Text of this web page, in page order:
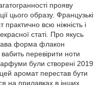
прояву
цього образу. Французькі
всю ніжність і
статі. Про якусь
форма флакон
перевірити ноти
були створені 2019
аромат перестав бути
на прилавках в інших